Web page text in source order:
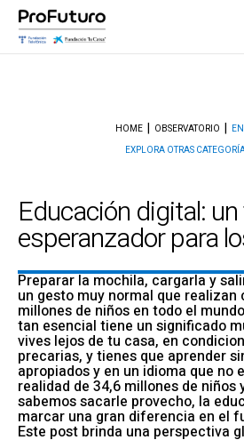
HOME OBSERVATORIO
EXPLORA OTRAS
Educación digital:
esperanzador para
Preparar la mochila, cargarla y
un gesto muy normal que realizan
millones de niños en todo el
tan esencial tiene un significado
vives lejos de tu casa, en
precarias, y tienes que aprender
apropiados y en un idioma que no
realidad de 34,6 millones de niños
sabemos sacarle provecho, la
marcar una gran diferencia en el
Este post brinda una perspectiva